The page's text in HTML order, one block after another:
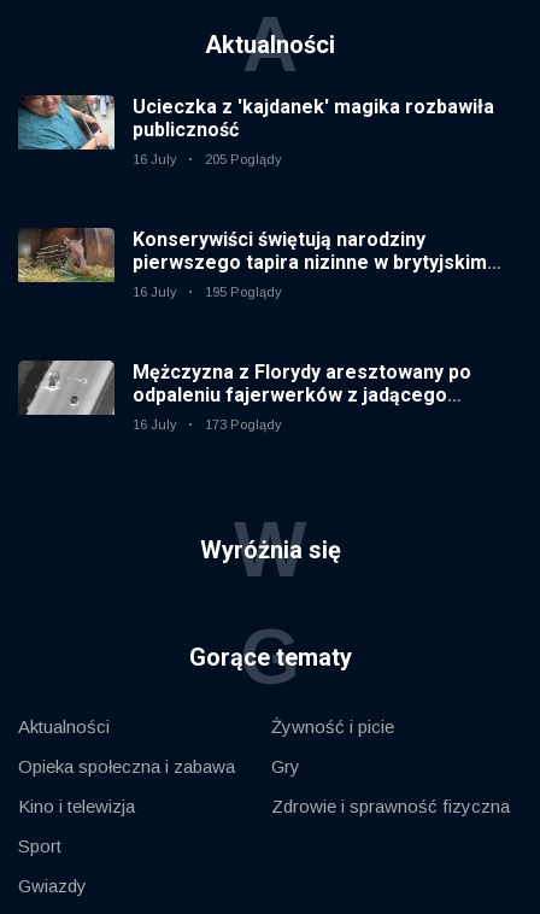
Aktualności
A
Ucieczka z 'kajdanek' magika rozbawiła
publiczność
16 July 205 Poglądy
Konserywiści świętują narodziny
pierwszego tapira nizinne w brytyjskim
zoo od 14 lat
16 July 195 Poglądy
Mężczyzna z Florydy aresztowany po
odpaleniu fajerwerków z jadącego
samochodu
16 July 173 Poglądy
Wyróżnia się
W
Gorące tematy
G
Aktualności
Opieka społeczna i zabawa
Kino i telewizja
Sport
Gwiazdy
Żywność i picie
Gry
Zdrowie i sprawność fizyczna